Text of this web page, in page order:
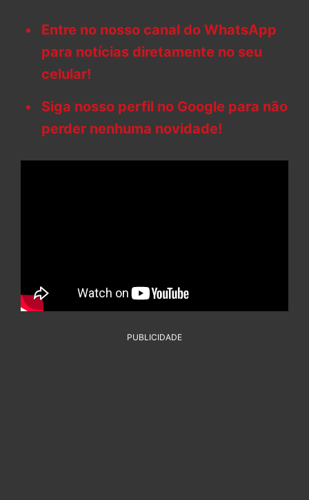
Entre no nosso canal do WhatsApp
para notícias diretamente no seu
celular!
Siga nosso perfil no Google para não
perder nenhuma novidade!
PUBLICIDADE